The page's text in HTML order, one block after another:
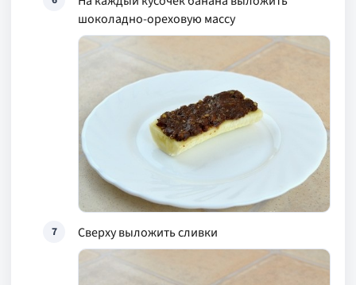
шоколадно-ореховую массу
7 Сверху выложить сливки